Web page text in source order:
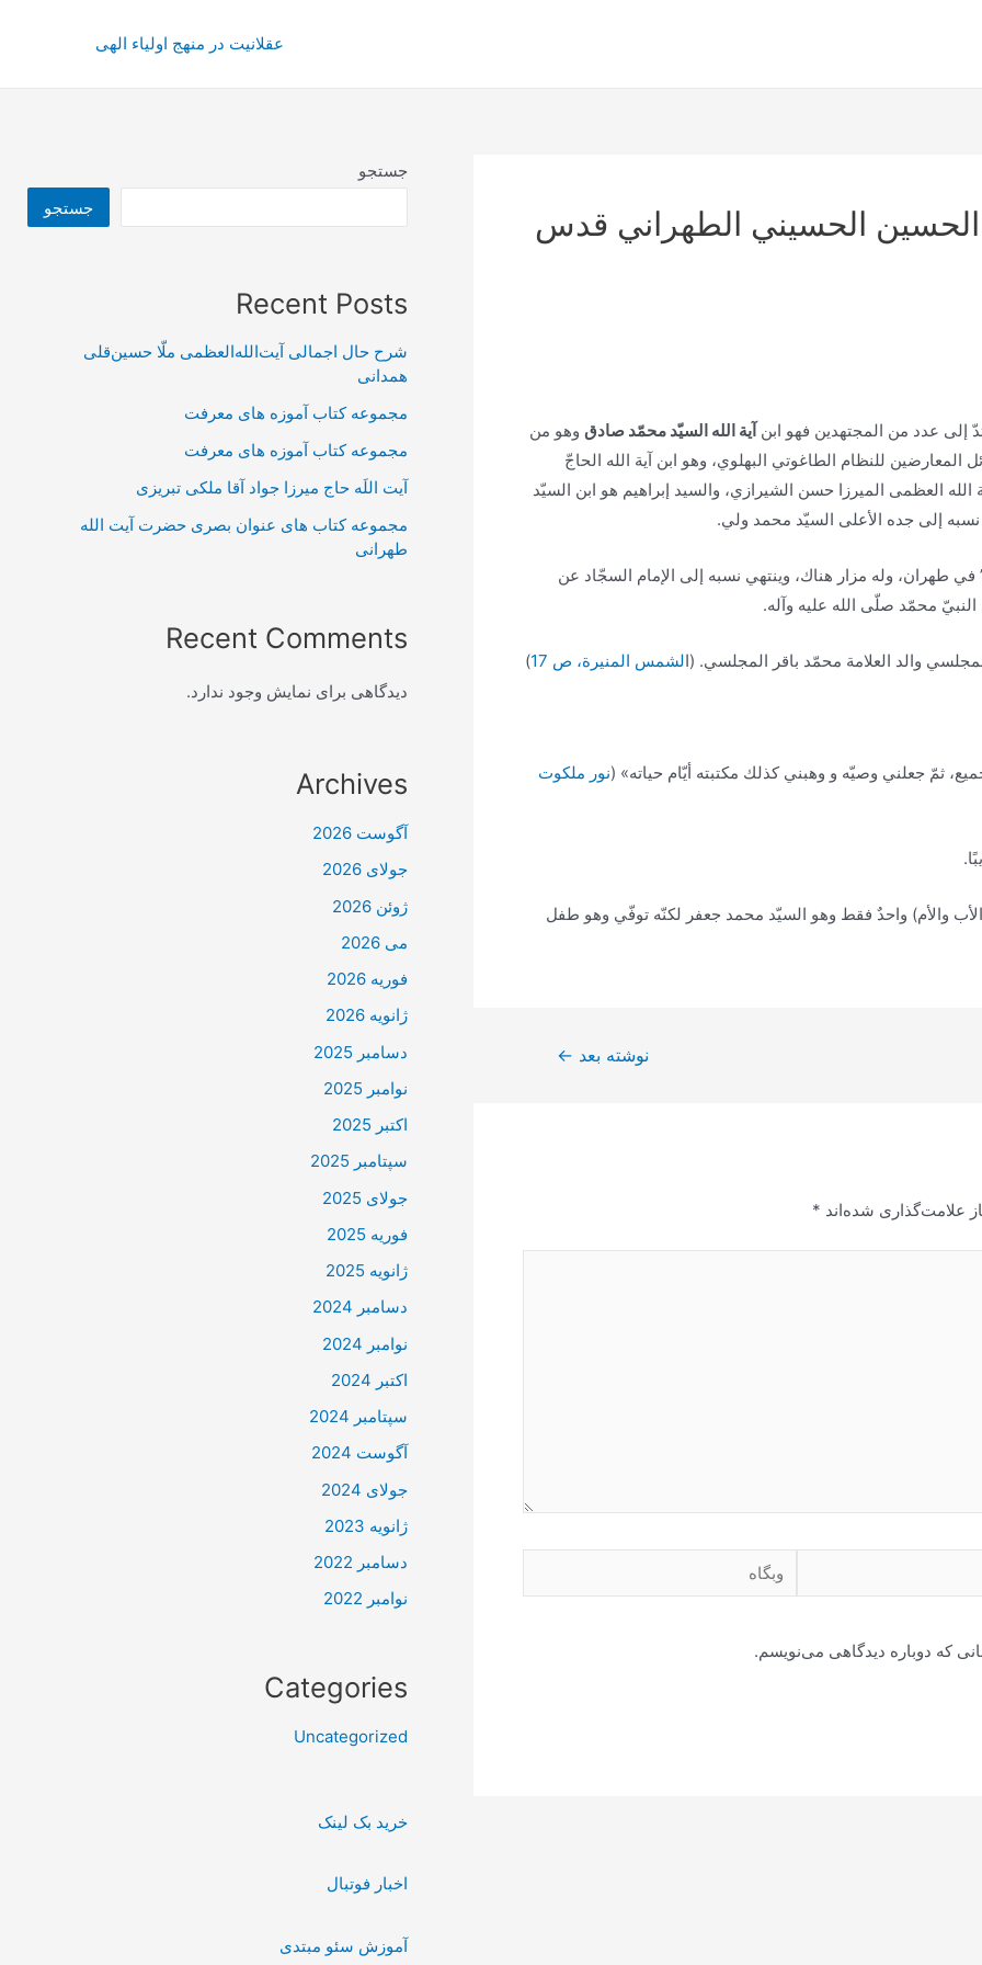
عقلانیت در منهج اولیاء الهی
الحسين الحسيني الطهراني قدس
إلى عدد من المجتهدين فهو ابنآية الله السيّد محمّد صادق وهو من
للنظام الطاغوتي البهلوي، وهو ابن آية الله الحاجّ
الله العظمى الميرزا حسن الشيرازي، والسيد إبراهيم هو ابن السيّد
نسبه إلى جده الأعلى السيّد محمد ولي.
طهران، وله مزار هناك، وينتهي نسبه إلى الإمام السجّاد عن
محمّد صلّى الله عليه وآله.
والد العلامة محمّد باقر المجلسي. (الشمس المنيرة، ص 17 )
ثمّ جعلني وصيّه و وهبني كذلك مكتبته أيّام حياته» (نور ملكوت
والأم) واحدٌ فقط وهو السيّد محمد جعفر لكنّه توفّي وهو طفل
نوشته بعد ←
علامت‌گذاری شده‌اند *
وبگاه
که دوباره دیدگاهی می‌نویسم.
جستجو
جستجو
Recent Posts
شرح حال اجمالی آیت‌الله‌العظمی ملّا حسین‌قلی
همدانی
مجموعه کتاب آموزه های معرفت
مجموعه کتاب آموزه های معرفت
آیت اللَه حاج میرزا جواد آقا ملکی تبریزی
مجموعه کتاب های عنوان بصری حضرت آیت الله
طهرانی
Recent Comments
دیدگاهی برای نمایش وجود ندارد.
Archives
آگوست 2026
جولای 2026
ژوئن 2026
می 2026
فوریه 2026
ژانویه 2026
دسامبر 2025
نوامبر 2025
اکتبر 2025
سپتامبر 2025
جولای 2025
فوریه 2025
ژانویه 2025
دسامبر 2024
نوامبر 2024
اکتبر 2024
سپتامبر 2024
آگوست 2024
جولای 2024
ژانویه 2023
دسامبر 2022
نوامبر 2022
Categories
Uncategorized
خرید بک لینک
اخبار فوتبال
آموزش سئو مبتدی